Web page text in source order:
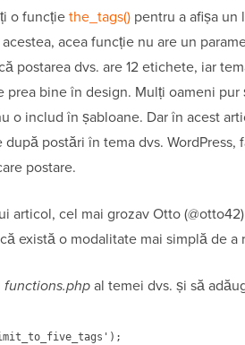
o funcțiethe_tags() pentru a afișa
acea funcție nu are un
postarea dvs. are 12 etichete, iar
prea bine în design. Mulți oameni
o includ în șabloane. Dar în acest
postări în tema dvs. WordPress,
postare.
articol, cel mai grozav Otto
există o modalitate mai simplă de a
functions.phpal temei dvs. și să